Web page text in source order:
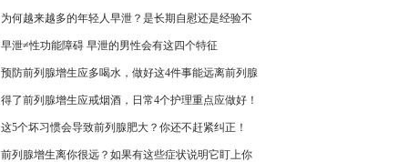
为何越来越多的年轻人早泄？是长期自慰还是经验不
足？
早泄≠性功能障碍 早泄的男性会有这四个特征
预防前列腺增生应多喝水，做好这4件事能远离前列腺
增生！
得了前列腺增生应戒烟酒，日常4个护理重点应做好！
这5个坏习惯会导致前列腺肥大？你还不赶紧纠正！
前列腺增生离你很远？如果有这些症状说明它盯上你